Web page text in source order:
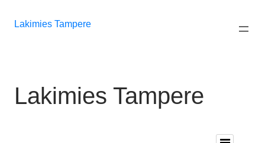
sisältöön
Lakimies Tampere
Lakimies Tampere